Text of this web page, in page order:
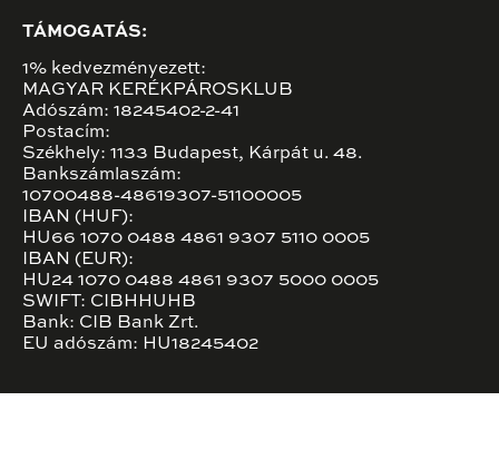
TÁMOGATÁS:
1% kedvezményezett:
MAGYAR KERÉKPÁROSKLUB
Adószám: 18245402-2-41
Postacím:
Székhely: 1133 Budapest, Kárpát u. 48.
Bankszámlaszám:
10700488-48619307-51100005
IBAN (HUF):
HU66 1070 0488 4861 9307 5110 0005
IBAN (EUR):
HU24 1070 0488 4861 9307 5000 0005
SWIFT: CIBHHUHB
Bank: CIB Bank Zrt.
EU adószám: HU18245402